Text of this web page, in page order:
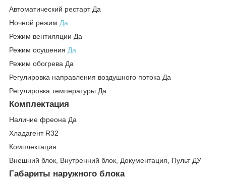
Автоматический рестарт Да
Ночной режим Да
Режим вентиляции Да
Режим осушения Да
Режим обогрева Да
Регулировка направления воздушного потока Да
Регулировка температуры Да
Комплектация
Наличие фреона Да
Хладагент R32
Комплектация
Внешний блок, Внутренний блок, Документация, Пульт ДУ
Габариты наружного блока